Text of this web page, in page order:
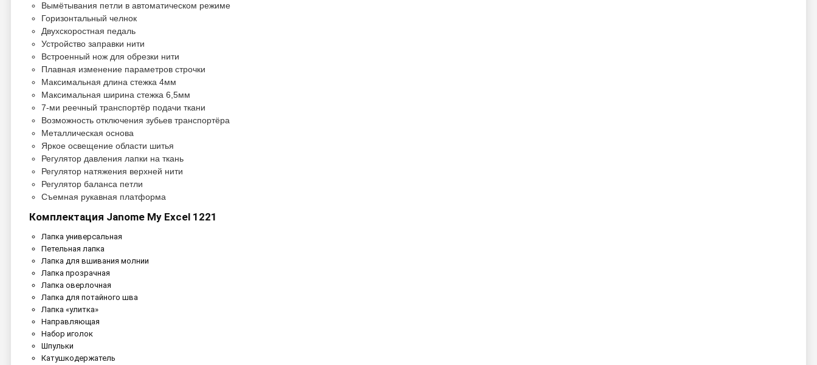
Вымётывания петли в автоматическом режиме
Горизонтальный челнок
Двухскоростная педаль
Устройство заправки нити
Встроенный нож для обрезки нити
Плавная изменение параметров строчки
Максимальная длина стежка 4мм
Максимальная ширина стежка 6,5мм
7-ми реечный транспортёр подачи ткани
Возможность отключения зубьев транспортёра
Металлическая основа
Яркое освещение области шитья
Регулятор давления лапки на ткань
Регулятор натяжения верхней нити
Регулятор баланса петли
Съемная рукавная платформа
Комплектация Janome My Excel 1221
Лапка универсальная
Петельная лапка
Лапка для вшивания молнии
Лапка прозрачная
Лапка оверлочная
Лапка для потайного шва
Лапка «улитка»
Направляющая
Набор иголок
Шпульки
Катушкодержатель